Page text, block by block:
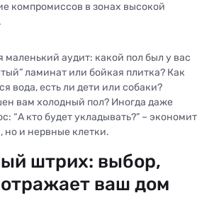
компромиссов в зонах высокой
маленький аудит: какой пол был у вас
ламинат или бойкая плитка? Как
вода, есть ли дети или собаки?
вам холодный пол? Иногда даже
“А кто будет укладывать?” – экономит
но и нервные клетки.
штрих: выбор,
ваш дом